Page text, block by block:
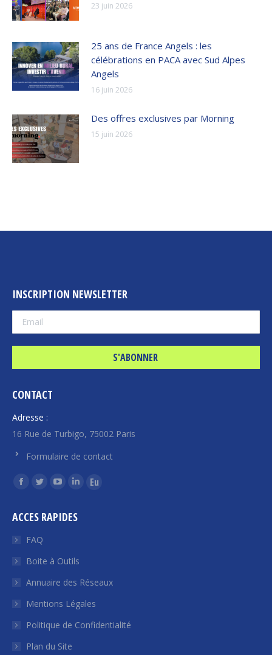
23 juin 2026
25 ans de France Angels : les
célébrations en PACA avec Sud Alpes
Angels
16 juin 2026
Des offres exclusives par Morning
15 juin 2026
INSCRIPTION NEWSLETTER
CONTACT
Adresse :
16 Rue de Turbigo, 75002 Paris
Formulaire de contact
Trouvez nous sur :
La
Facebook
s'ouvre
une
nouvelle
fenêtre
La
Twitter
s'ouvre
une
nouvelle
fenêtre
La
YouTube
une
nouvelle
fenêtre
La
LinkedIn
une
nouvelle
fenêtre
La
nouvelle
fenêtre
ACCES RAPIDES
FAQ
Boite à Outils
Annuaire des Réseaux
Mentions Légales
Politique de Confidentialité
Plan du Site